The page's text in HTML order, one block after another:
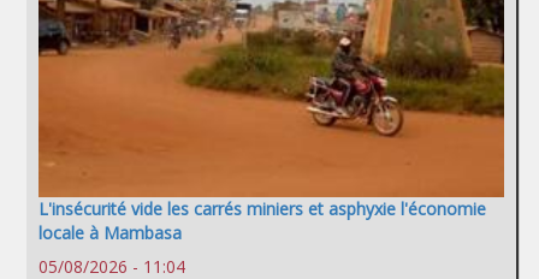
L'insécurité vide les carrés miniers et asphyxie l'économie
locale à Mambasa
05/08/2026 - 11:04